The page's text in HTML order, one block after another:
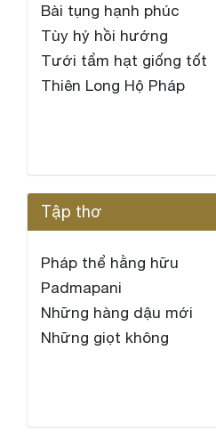
Bài tụng hạnh phúc
Tùy hỷ hồi hướng
Tưới tẩm hạt giống tốt
Thiên Long Hộ Pháp
Tập thơ
Pháp thể hằng hữu
Padmapani
Những hàng dậu mới
Những giọt không